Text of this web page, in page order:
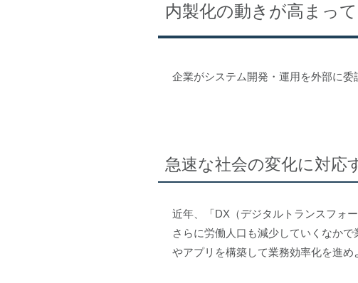
内製化の動きが高まっ
企業がシステム開発・運用を外部に
急速な社会の変化に対応
近年、「DX（デジタルトランスフォ
さらに労働人口も減少していくなか
やアプリを構築して業務効率化を進め